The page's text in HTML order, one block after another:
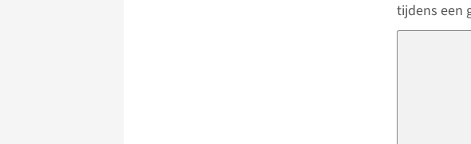
tijdens een